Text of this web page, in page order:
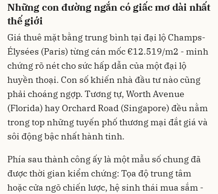
Những con đường ngắn có giấc mơ dài nhất
thế giới
Giá thuê mặt bằng trung bình tại đại lộ Champs-
Élysées (Paris) từng cán mốc €12.519/m2 - minh
chứng rõ nét cho sức hấp dẫn của một đại lộ
huyền thoại. Con số khiến nhà đầu tư nào cũng
phải choáng ngợp. Tương tự, Worth Avenue
(Florida) hay Orchard Road (Singapore) đều nằm
trong top những tuyến phố thương mại đắt giá và
sôi động bậc nhất hành tinh.
Phía sau thành công ấy là một mẫu số chung đã
được thời gian kiểm chứng: Tọa độ trung tâm
hoặc cửa ngõ chiến lược, hệ sinh thái mua sắm -